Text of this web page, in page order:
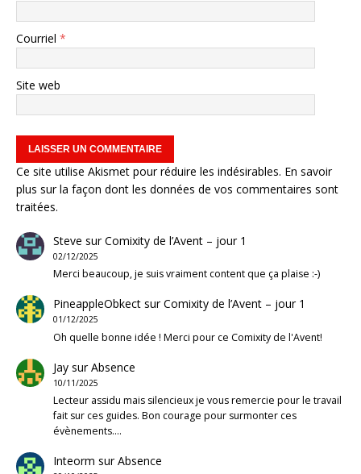
Courriel *
Site web
Ce site utilise Akismet pour réduire les indésirables. En savoir
plus sur la façon dont les données de vos commentaires sont
traitées.
Steve surComixity de l’Avent – jour 1
02/12/2025
Merci beaucoup, je suis vraiment content que ça plaise :-)
PineappleObkectsurComixity de l’Avent – jour 1
01/12/2025
Oh quelle bonne idée ! Merci pour ce Comixity de l'Avent!
JaysurAbsence
10/11/2025
Lecteur assidu mais silencieux je vous remercie pour le travail
fait sur ces guides. Bon courage pour surmonter ces
évènements.…
Inteorm surAbsence